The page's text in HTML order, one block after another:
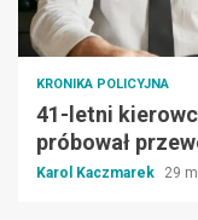
KRONIKA POLICYJNA
41-letni
próbował
Karol Kaczmarek 29